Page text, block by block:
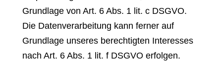
Grundlage von Art. 6 Abs. 1 lit. c DSGVO.
Die Datenverarbeitung kann ferner auf
Grundlage unseres berechtigten Interesses
nach Art. 6 Abs. 1 lit. f DSGVO erfolgen.